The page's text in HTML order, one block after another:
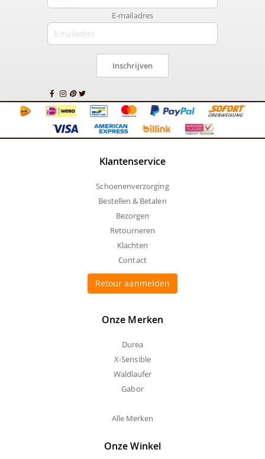
E-mailadres
Inschrijven
Klantenservice
Schoenenverzorging
Bestellen & Betalen
Bezorgen
Retourneren
Klachten
Contact
Retour aanmelden
Onze Merken
Durea
X-Sensible
Waldlaufer
Gabor
Alle Merken
Onze Winkel